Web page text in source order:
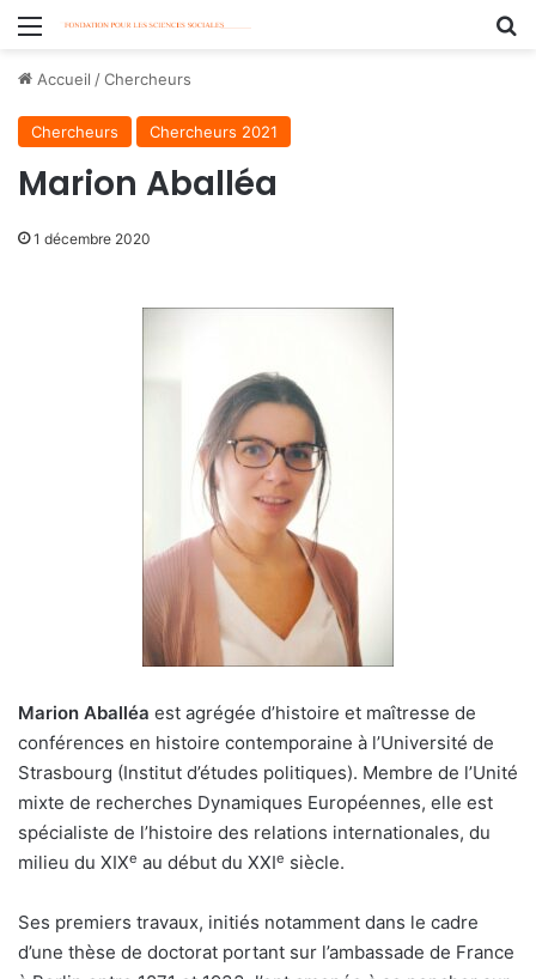
Menu
Accueil /Chercheurs
Chercheurs Chercheurs 2021
Marion Aballéa
1 décembre 2020
Marion Aballéa est agrégée d’histoire et maîtresse de
conférences en histoire contemporaine à l’Université de
Strasbourg (Institut d’études politiques). Membre de l’Unité
mixte de recherches Dynamiques Européennes, elle est
spécialiste de l’histoire des relations internationales, du
milieu du XIXe au début du XXIe siècle.
Ses premiers travaux, initiés notamment dans le cadre
d’une thèse de doctorat portant sur l’ambassade de France